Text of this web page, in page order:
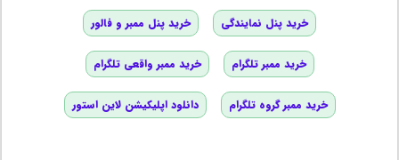
خرید پنل نمایندگی خرید پنل ممبر و فالور
خرید ممبر تلگرام خرید ممبر واقعی تلگرام
خرید ممبر گروه تلگرام دانلود اپلیکیشن لاین استور